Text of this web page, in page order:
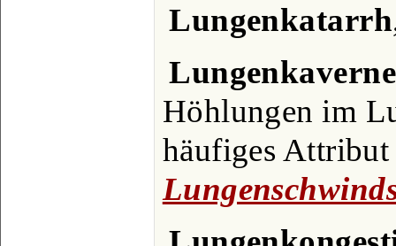
Lungenkatarrh
Höhlungen im
häufiges Attribut